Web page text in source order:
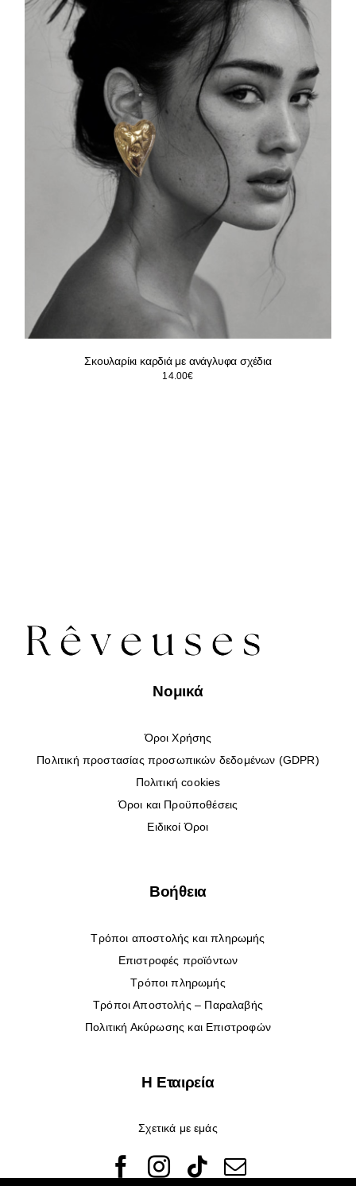
Σκουλαρίκι καρδιά με ανάγλυφα σχέδια
14.00€
Νομικά
Όροι Χρήσης
Πολιτική προστασίας προσωπικών δεδομένων (GDPR)
Πολιτική cookies
Όροι και Προϋποθέσεις
Ειδικοί Όροι
Βοήθεια
Τρόποι αποστολής και πληρωμής
Επιστροφές προϊόντων
Τρόποι πληρωμής
Τρόποι Αποστολής – Παραλαβής
Πολιτική Ακύρωσης και Επιστροφών
Η Εταιρεία
Σχετικά με εμάς